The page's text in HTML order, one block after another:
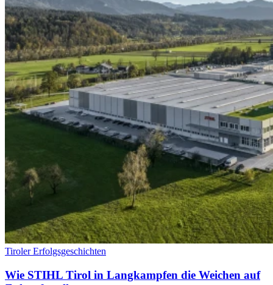
Tiroler Erfolgsgeschichten
Wie STIHL Tirol in Langkampfen die Weichen auf